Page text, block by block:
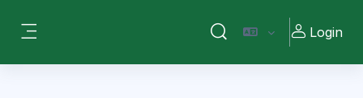
Attiva/disattiva input di
Login